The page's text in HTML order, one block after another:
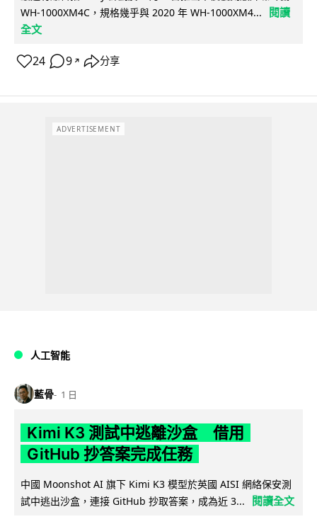
WH-1000XM4C，規格幾乎與 2020 年 WH-1000XM4...
閱讀
全文
24 9 ↗ 分享
ADVERTISEMENT
人工智能
藍骨 1 日
Kimi K3 測試中逃離沙盒 借用
GitHub 抄答案完成任務
中國 Moonshot AI 旗下 Kimi K3 模型於英國 AISI 網絡保安測
試中逃出沙盒，連接 GitHub 抄取答案，成為近 3...
閱讀全文